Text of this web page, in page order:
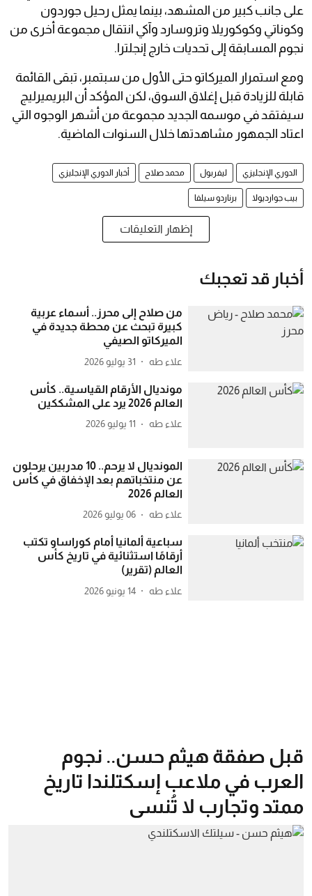
على جانب كبير من المشهد، بينما يمثل رحيل جوردون
وكوناتي وكوكوريلا وتروسارد وآكي انتقال مجموعة أخرى من
نجوم المسابقة إلى تحديات خارج إنجلترا.
ومع استمرار الميركاتو حتى الأول من سبتمبر، تبقى القائمة
قابلة للزيادة قبل إغلاق السوق، لكن المؤكد أن البريميرليج
سيفتقد في موسمه الجديد مجموعة من أشهر الوجوه التي
اعتاد الجمهور مشاهدتها خلال السنوات الماضية.
الدوري الإنجليزي ليفربول محمد صلاح أخبار الدوري الإنجليزي
بيب جوارديولا برناردو سيلفا
إظهار التعليقات
أخبار قد تعجبك
من صلاح إلى محرز.. أسماء عربية
كبيرة تبحث عن محطة جديدة في
الميركاتو الصيفي
علاء طه 31 يوليو 2026
مونديال الأرقام القياسية.. كأس
العالم 2026 يرد على المشككين
علاء طه 11 يوليو 2026
المونديال لا يرحم.. 10 مدربين يرحلون
عن منتخباتهم بعد الإخفاق في كأس
العالم 2026
علاء طه 06 يوليو 2026
سباعية ألمانيا أمام كوراساو تكتب
أرقامًا استثنائية في تاريخ كأس
العالم (تقرير)
علاء طه 14 يونيو 2026
قبل صفقة هيثم حسن.. نجوم
العرب في ملاعب إسكتلندا تاريخ
ممتد وتجارب لا تُنسى